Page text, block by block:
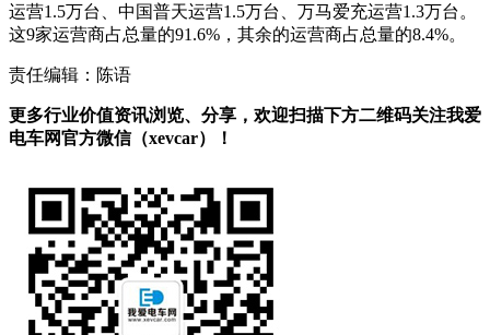
运营1.5万台、中国普天运营1.5万台、万马爱充运营1.3万台。
这9家运营商占总量的91.6%，其余的运营商占总量的8.4%。
责任编辑：陈语
更多行业价值资讯浏览、分享，欢迎扫描下方二维码关注我爱
电车网官方微信（xevcar）！